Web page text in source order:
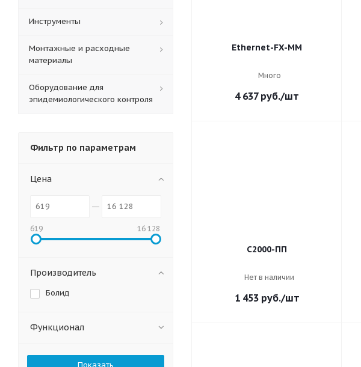
Ethernet-FX-MM
Много
4 637руб./шт
С2000-ПП
Нет в наличии
1 453руб./шт
Инструменты
Монтажные и расходные
материалы
Оборудование для
эпидемиологического контроля
Фильтр по параметрам
Цена
619 16 128
Производитель
Болид
Функционал